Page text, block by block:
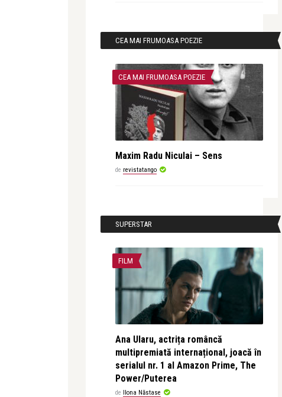
CEA MAI FRUMOASA POEZIE
CEA MAI FRUMOASA POEZIE
Maxim Radu Niculai – Sens
de revistatango
SUPERSTAR
FILM
Ana Ularu, actrița româncă
multipremiată internațional, joacă în
serialul nr. 1 al Amazon Prime, The
Power/Puterea
de Ilona Năstase